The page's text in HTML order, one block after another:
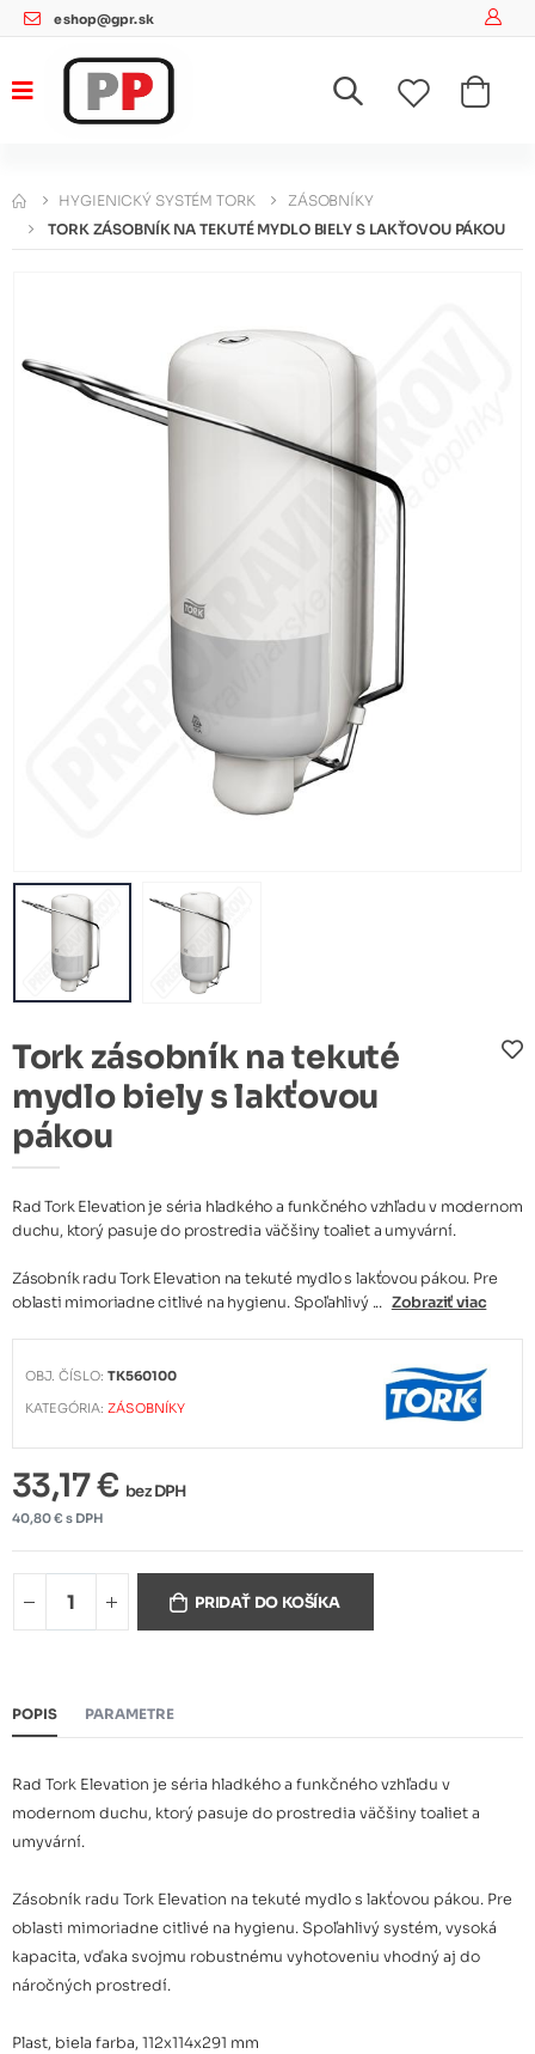
eshop@gpr.sk
HYGIENICKÝ SYSTÉM TORK
ZÁSOBNÍKY
TORK ZÁSOBNÍK NA TEKUTÉ MYDLO BIELY S LAKŤOVOU PÁKOU
Tork zásobník na tekuté
mydlo biely s lakťovou
pákou
Rad Tork Elevation je séria hladkého a funkčného vzhľadu v modernom
duchu, ktorý pasuje do prostredia väčšiny toaliet a umyvární.
Zásobník radu Tork Elevation na tekuté mydlo s lakťovou pákou. Pre
oblasti mimoriadne citlivé na hygienu. Spoľahlivý ... Zobraziť viac
OBJ. ČÍSLO:TK560100
KATEGÓRIA:ZÁSOBNÍKY
33,17 € bez DPH
40,80 € s DPH
PRIDAŤ DO KOŠÍKA
POPIS PARAMETRE
Rad Tork Elevation je séria hladkého a funkčného vzhľadu v
modernom duchu, ktorý pasuje do prostredia väčšiny toaliet a
umyvární.
Zásobník radu Tork Elevation na tekuté mydlo s lakťovou pákou. Pre
oblasti mimoriadne citlivé na hygienu. Spoľahlivý systém, vysoká
kapacita, vďaka svojmu robustnému vyhotoveniu vhodný aj do
náročných prostredí.
Plast, biela farba, 112x114x291 mm